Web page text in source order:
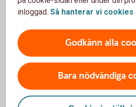
Det här är finansiell
Vårt index tar avstamp i FN:s
ekonomisk hälsa: ”att känna sig
privatekonomi, ha kontroll,
ekonomisk frihet”:
inloggad. Så hanterar vi cookies
Godkänn alla
Bara nödvändiga